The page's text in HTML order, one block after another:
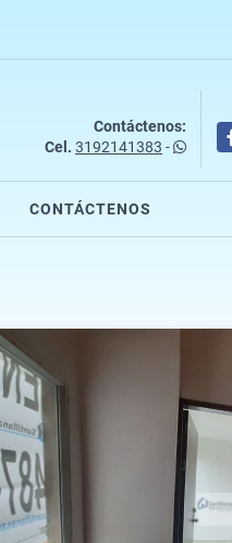
Contáctenos:
Cel. 3192141383 -
CONTÁCTENOS